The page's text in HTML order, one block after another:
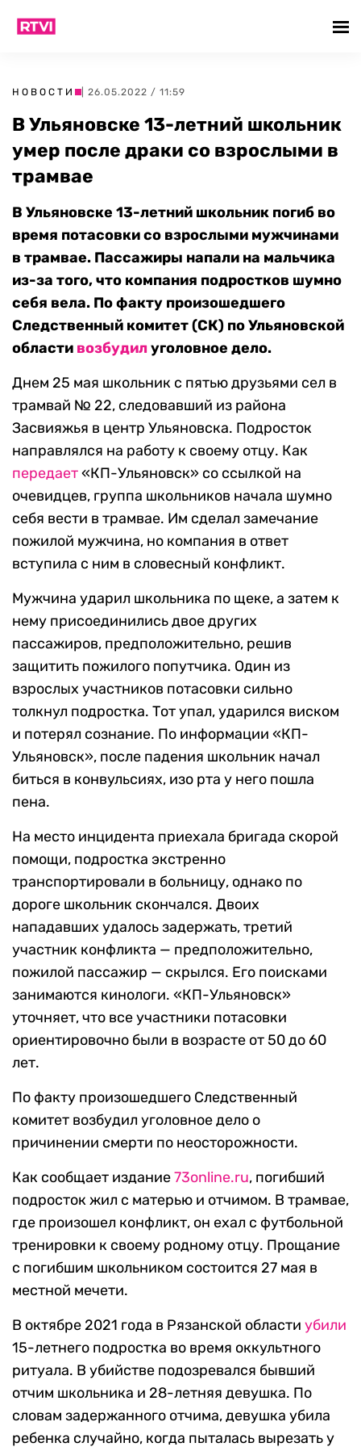
НОВОСТИ | 26.05.2022 / 11:59
В Ульяновске 13-летний школьник
умер после драки со взрослыми в
трамвае
В Ульяновске 13-летний школьник погиб во
время потасовки со взрослыми мужчинами
в трамвае. Пассажиры напали на мальчика
из-за того, что компания подростков шумно
себя вела. По факту произошедшего
Следственный комитет (СК) по Ульяновской
области возбудилуголовное дело.
Днем 25 мая школьник с пятью друзьями сел в
трамвай № 22, следовавший из района
Засвияжья в центр Ульяновска. Подросток
направлялся на работу к своему отцу. Как
передает«КП-Ульяновск» со ссылкой на
очевидцев, группа школьников начала шумно
себя вести в трамвае. Им сделал замечание
пожилой мужчина, но компания в ответ
вступила с ним в словесный конфликт.
Мужчина ударил школьника по щеке, а затем к
нему присоединились двое других
пассажиров, предположительно, решив
защитить пожилого попутчика. Один из
взрослых участников потасовки сильно
толкнул подростка. Тот упал, ударился виском
и потерял сознание. По информации «КП-
Ульяновск», после падения школьник начал
биться в конвульсиях, изо рта у него пошла
пена.
На место инцидента приехала бригада скорой
помощи, подростка экстренно
транспортировали в больницу, однако по
дороге школьник скончался. Двоих
нападавших удалось задержать, третий
участник конфликта — предположительно,
пожилой пассажир — скрылся. Его поисками
занимаются кинологи. «КП-Ульяновск»
уточняет, что все участники потасовки
ориентировочно были в возрасте от 50 до 60
лет.
По факту произошедшего Следственный
комитет возбудил уголовное дело о
причинении смерти по неосторожности.
Как сообщает издание73online.ru, погибший
подросток жил с матерью и отчимом. В трамвае,
где произошел конфликт, он ехал с футбольной
тренировки к своему родному отцу. Прощание
с погибшим школьником состоится 27 мая в
местной мечети.
В октябре 2021 года в Рязанской области убили
15-летнего подростка во время оккультного
ритуала. В убийстве подозревался бывший
отчим школьника и 28-летняя девушка. По
словам задержанного отчима, девушка убила
ребенка случайно, когда пыталась вырезать у